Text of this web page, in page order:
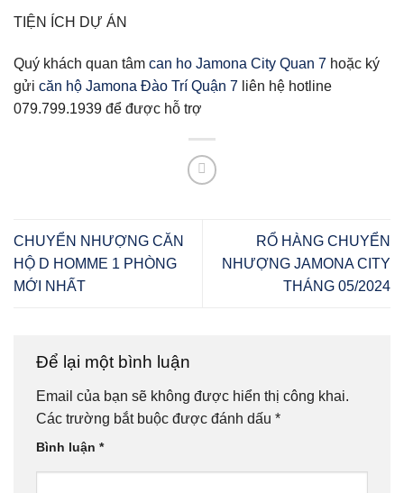
TIỆN ÍCH DỰ ÁN
Quý khách quan tâm can ho Jamona City Quan 7 hoặc ký
gửi căn hộ Jamona Đào Trí Quận 7 liên hệ hotline
079.799.1939 để được hỗ trợ
CHUYỂN NHƯỢNG CĂN
HỘ D HOMME 1 PHÒNG
MỚI NHẤT
RỔ HÀNG CHUYỂN
NHƯỢNG JAMONA CITY
THÁNG 05/2024
Để lại một bình luận
Email của bạn sẽ không được hiển thị công khai.
Các trường bắt buộc được đánh dấu *
Bình luận *